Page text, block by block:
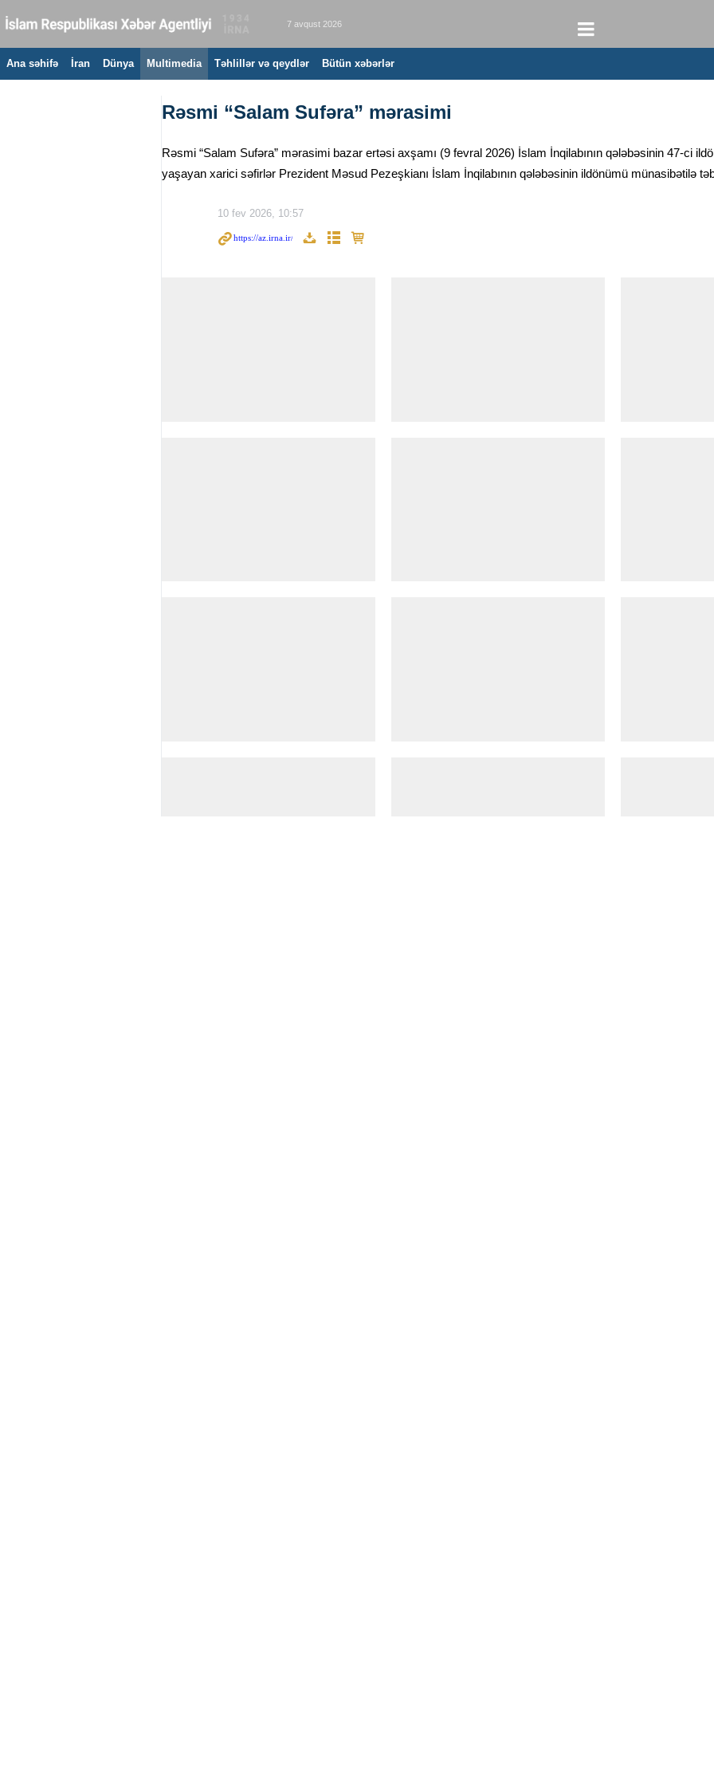
7 avqust 2026
Ana səhifə İran Dünya Multimedia Təhlillər və qeydlər Bütün xəbərlər
Rəsmi “Salam Sufəra” mərasimi
Rəsmi “Salam Sufəra” mərasimi bazar ertəsi axşamı (9 fevral 2026) İslam İnqilabının qələbəsinin 47-ci
yaşayan xarici səfirlər Prezident Məsud Pezeşkianı İslam İnqilabının qələbəsinin ildönümü münasibətilə
10 fev 2026, 10:57